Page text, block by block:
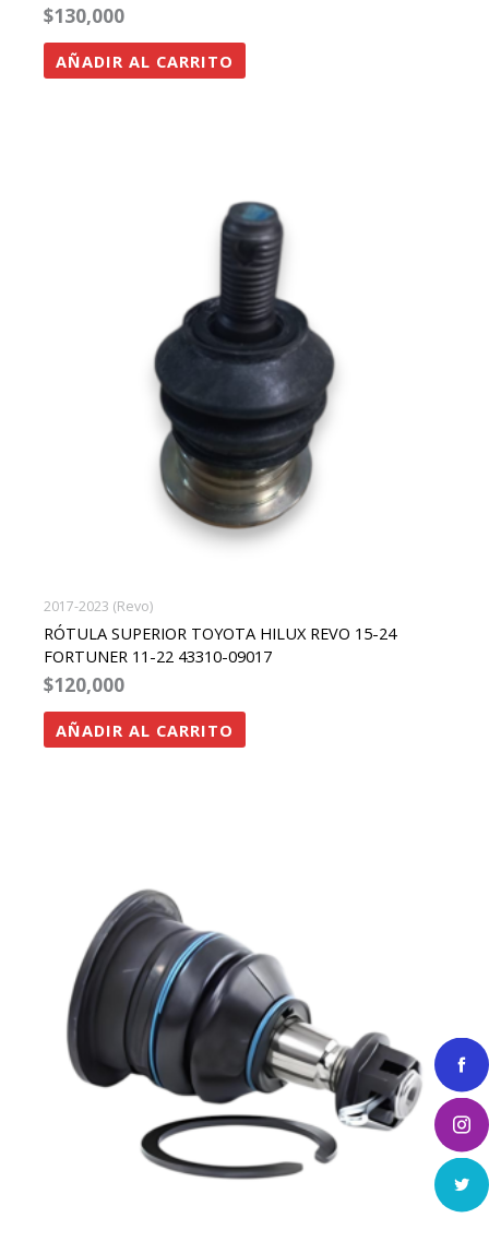
$130,000
AÑADIR AL CARRITO
2017-2023 (Revo)
RÓTULA SUPERIOR TOYOTA HILUX REVO 15-24
FORTUNER 11-22 43310-09017
$120,000
AÑADIR AL CARRITO